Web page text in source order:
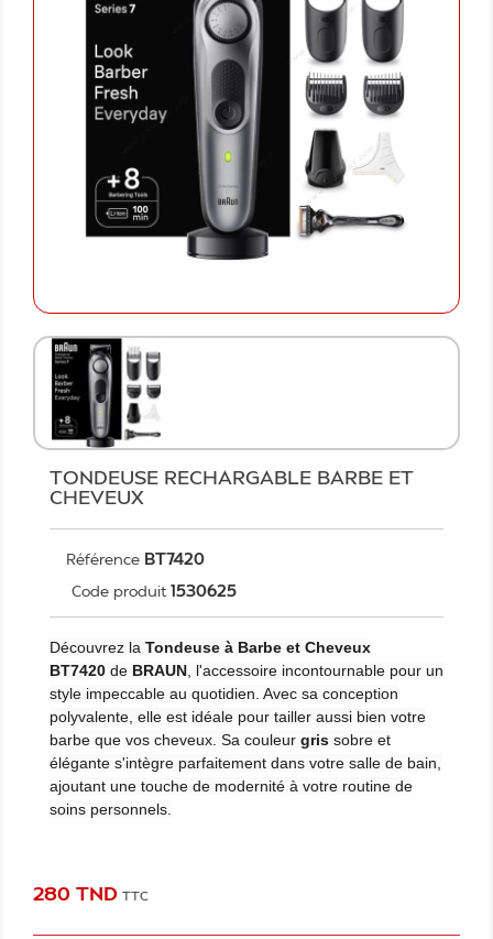
TONDEUSE RECHARGABLE BARBE ET
CHEVEUX
Référence BT7420
Code produit 1530625
Découvrez la Tondeuse à Barbe et Cheveux
BT7420 de BRAUN , l'accessoire incontournable pour un
style impeccable au quotidien. Avec sa conception
polyvalente, elle est idéale pour tailler aussi bien votre
barbe que vos cheveux. Sa couleur gris sobre et
élégante s'intègre parfaitement dans votre salle de bain,
ajoutant une touche de modernité à votre routine de
soins personnels.
280 TND TTC